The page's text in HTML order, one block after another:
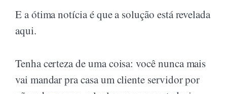
E a ótima notícia é que a solução está revelada
aqui.
Tenha certeza de uma coisa: você nunca mais
vai mandar pra casa um cliente servidor por